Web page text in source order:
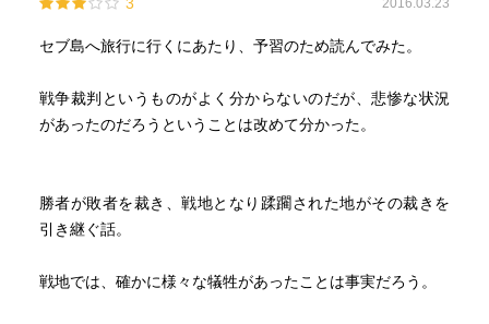
2016.03.23
セブ島へ旅行に行くにあたり、予習のため読んでみた。
戦争裁判というものがよく分からないのだが、悲惨な状況
があったのだろうということは改めて分かった。
勝者が敗者を裁き、戦地となり蹂躙された地がその裁きを
引き継ぐ話。
戦地では、確かに様々な犠牲があったことは事実だろう。